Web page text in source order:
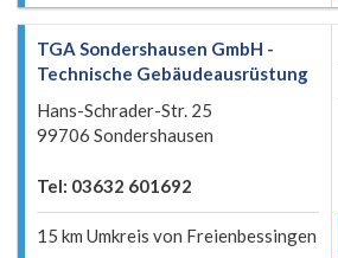
TGA Sondershausen GmbH -
Technische Gebäudeausrüstung
Hans-Schrader-Str. 25
99706 Sondershausen
Tel: 03632 601692
15 km Umkreis von Freienbessingen